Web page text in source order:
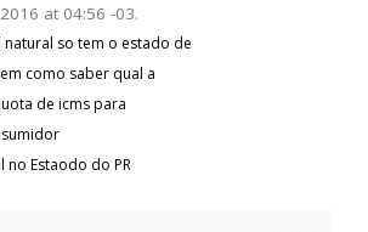
at 04:56 -03.
natural so tem o estado de
como saber qual a
de icms para
no Estaodo do PR